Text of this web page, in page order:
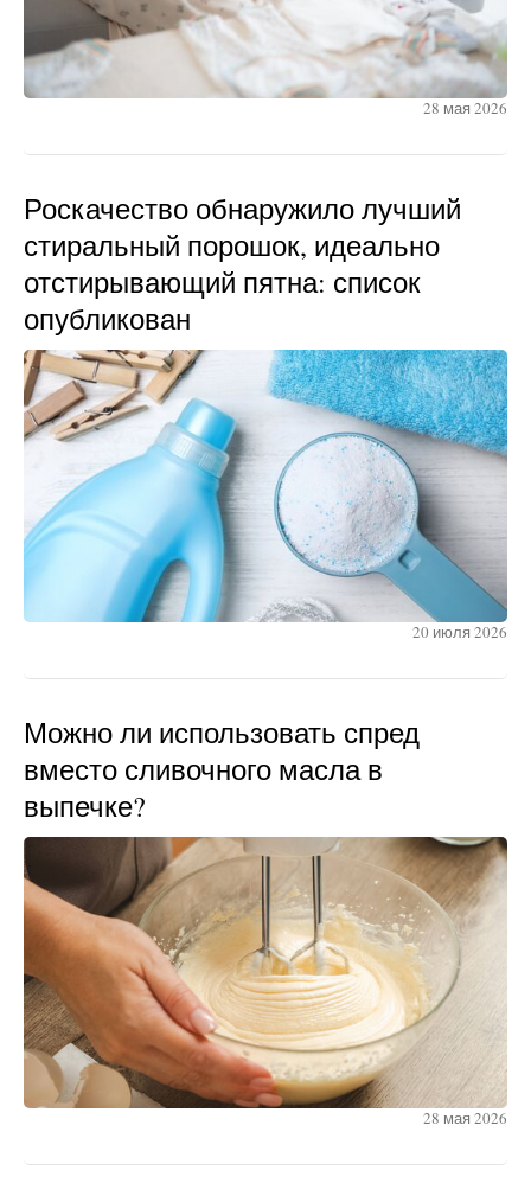
28 мая 2026
Роскачество обнаружило лучший
стиральный порошок, идеально
отстирывающий пятна: список
опубликован
20 июля 2026
Можно ли использовать спред
вместо сливочного масла в
выпечке?
28 мая 2026